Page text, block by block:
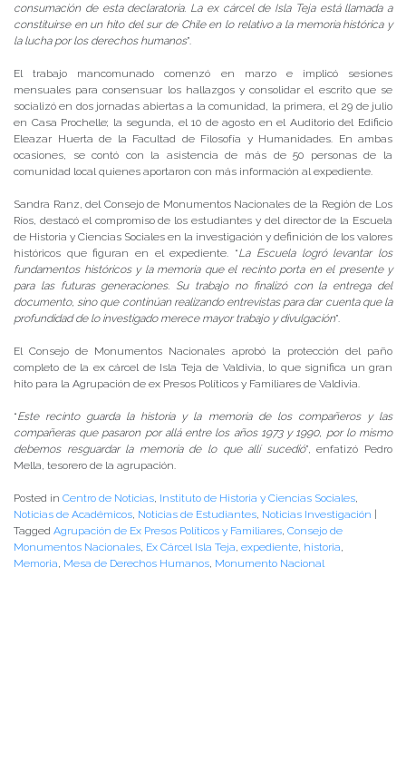
consumación de esta declaratoria. La ex cárcel de Isla Teja está llamada a
constituirse en un hito del sur de Chile en lo relativo a la memoria histórica y
la lucha por los derechos humanos”.
El trabajo mancomunado comenzó en marzo e implicó sesiones
mensuales para consensuar los hallazgos y consolidar el escrito que se
socializó en dos jornadas abiertas a la comunidad, la primera, el 29 de julio
en Casa Prochelle; la segunda, el 10 de agosto en el Auditorio del Edificio
Eleazar Huerta de la Facultad de Filosofía y Humanidades. En ambas
ocasiones, se contó con la asistencia de más de 50 personas de la
comunidad local quienes aportaron con más información al expediente.
Sandra Ranz, del Consejo de Monumentos Nacionales de la Región de Los
Ríos, destacó el compromiso de los estudiantes y del director de la Escuela
de Historia y Ciencias Sociales en la investigación y definición de los valores
históricos que figuran en el expediente. “La Escuela logró levantar los
fundamentos históricos y la memoria que el recinto porta en el presente y
para las futuras generaciones. Su trabajo no finalizó con la entrega del
documento, sino que continúan realizando entrevistas para dar cuenta que la
profundidad de lo investigado merece mayor trabajo y divulgación”.
El Consejo de Monumentos Nacionales aprobó la protección del paño
completo de la ex cárcel de Isla Teja de Valdivia, lo que significa un gran
hito para la Agrupación de ex Presos Políticos y Familiares de Valdivia.
“Este recinto guarda la historia y la memoria de los compañeros y las
compañeras que pasaron por allá entre los años 1973 y 1990, por lo mismo
debemos resguardar la memoria de lo que allí sucedió”, enfatizó Pedro
Mella, tesorero de la agrupación.
Posted in Centro de Noticias, Instituto de Historia y Ciencias Sociales,
Noticias de Académicos, Noticias de Estudiantes, Noticias Investigación
Tagged Agrupación de Ex Presos Políticos y Familiares, Consejo de
Monumentos Nacionales, Ex Cárcel Isla Teja, expediente, historia,
Memoria, Mesa de Derechos Humanos, Monumento Nacional